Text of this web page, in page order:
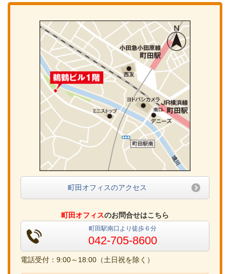
町田オフィスのアクセス
町田オフィスのお問合せはこちら
町田駅南口より徒歩６分
042-705-8600
電話受付：9:00～18:00（土日祝を除く）